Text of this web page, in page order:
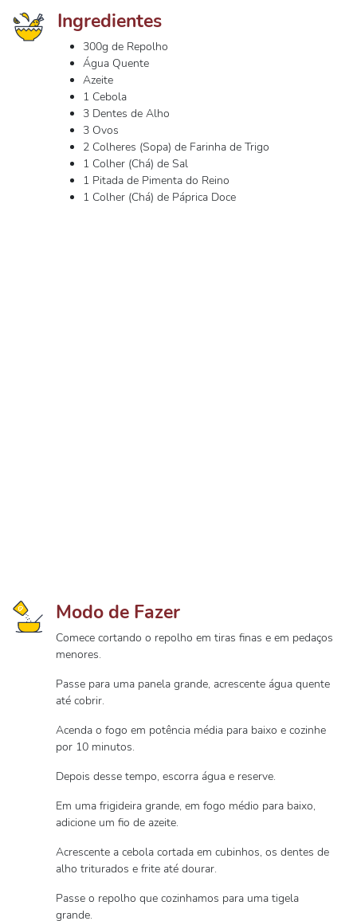
Ingredientes
300g de Repolho
Água Quente
Azeite
1 Cebola
3 Dentes de Alho
3 Ovos
2 Colheres (Sopa) de Farinha de Trigo
1 Colher (Chá) de Sal
1 Pitada de Pimenta do Reino
1 Colher (Chá) de Páprica Doce
Modo de Fazer
Comece cortando o repolho em tiras finas e em pedaços
menores.
Passe para uma panela grande, acrescente água quente
até cobrir.
Acenda o fogo em potência média para baixo e cozinhe
por 10 minutos.
Depois desse tempo, escorra água e reserve.
Em uma frigideira grande, em fogo médio para baixo,
adicione um fio de azeite.
Acrescente a cebola cortada em cubinhos, os dentes de
alho triturados e frite até dourar.
Passe o repolho que cozinhamos para uma tigela
grande.